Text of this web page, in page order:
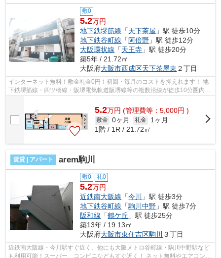
敷0
5.2万円
地下鉄堺筋線 「天下茶屋 」駅 徒歩10分
地下鉄谷町線 「 阿倍野 」駅 徒歩12分
大阪環状線 「天王寺 」駅 徒歩20分
築5年 / 21.72㎡
大阪府大阪市西成区天下茶屋東 ２丁目
インターネット無料！敷金礼金0円！初回・毎月のコストを抑えれます！ 地
下鉄堺筋線・四ツ橋線・阪堺電気軌道阪堺線等の複数沿線が徒歩10分圏内で
ご利用可能です！ ■□■□■□■□■□■□■□■□...
5.2万円 (管理費等：5,000円 )
敷金 0ヶ月 礼金
1ヶ月
1階 / 1R / 21.72㎡
賃貸 | アパート arem駒川
敷0 礼0
5.2万円
近鉄南大阪線 「今川
」駅 徒歩3分
地下鉄谷町線 「駒川中野 」駅 徒歩7分
阪和線 「鶴ケ丘 」駅 徒歩25分
築13年 / 19.13㎡
大阪府大阪市東住吉区駒川 ３丁目
近鉄南大阪線・今川駅すぐ近く、他にも大阪メトロ谷町線・駒川中野駅など
も利用可能！スーパー、コンビニなどもすぐ近く！ ネット無料やエアコン付